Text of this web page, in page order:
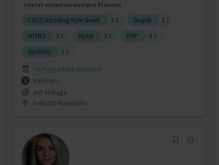
zuletzt online vor wenigen Stunden
CSS (Cascading Style Sheet) 3 J. Drupal
3 J.
HTML5
3 J. Mysql 3 J. PHP
3 J.
Symfony
2 J.
Verfügbarkeit einsehen
1
Referenz
auf Anfrage
D-68259 Mannheim